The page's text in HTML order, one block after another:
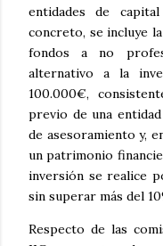
entidades de
concreto, se incluye
fondos a no
alternativo a la
100.000€,
previo de una
de asesoramiento y,
un patrimonio
inversión se realice
sin superar más del
Respecto de las